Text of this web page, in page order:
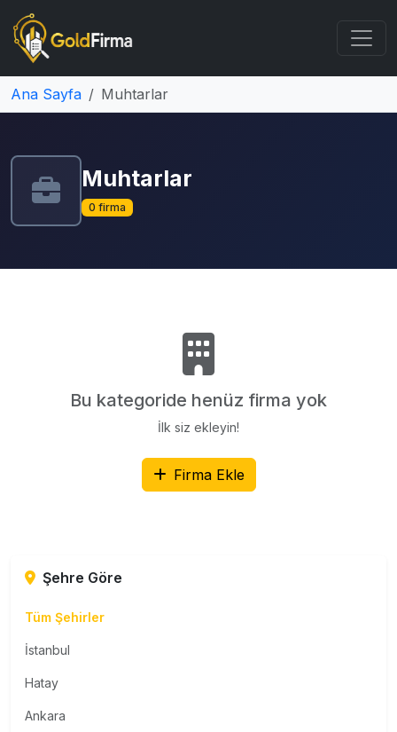
Ana Sayfa Muhtarlar
Muhtarlar
0 firma
Bu kategoride henüz firma yok
İlk siz ekleyin!
Firma Ekle
Şehre Göre
Tüm Şehirler
İstanbul
Hatay
Ankara